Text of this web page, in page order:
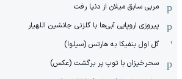
مربی سابق میلان از دنیا رفت
پیروزی اروپایی آبی‌ها با گلزنی جانشین اللهیار
گل اول بنفیکا به هارتس (سیلوا)
سحرخیزان با توپ پر برگشت (عکس)